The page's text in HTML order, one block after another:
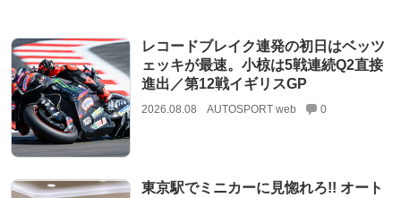
レコードブレイク連発の初日はベッツ
ェッキが最速。小椋は5戦連続Q2直接
進出／第12戦イギリスGP
2026.08.08 AUTOSPORT web 0
東京駅でミニカーに見惚れろ!! オート